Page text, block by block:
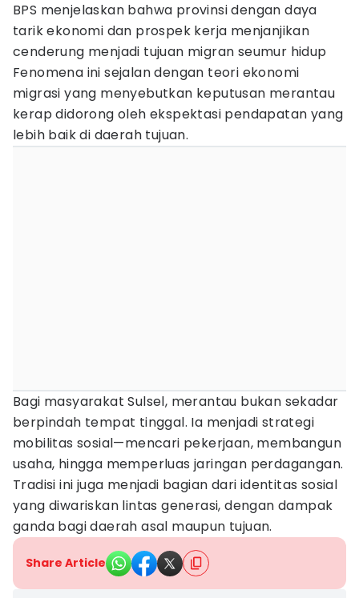
BPS menjelaskan bahwa provinsi dengan daya
tarik ekonomi dan prospek kerja menjanjikan
cenderung menjadi tujuan migran seumur hidup
Fenomena ini sejalan dengan teori ekonomi
migrasi yang menyebutkan keputusan merantau
kerap didorong oleh ekspektasi pendapatan yang
lebih baik di daerah tujuan.
Bagi masyarakat Sulsel, merantau bukan sekadar
berpindah tempat tinggal. Ia menjadi strategi
mobilitas sosial—mencari pekerjaan, membangun
usaha, hingga memperluas jaringan perdagangan.
Tradisi ini juga menjadi bagian dari identitas sosial
yang diwariskan lintas generasi, dengan dampak
ganda bagi daerah asal maupun tujuan.
Share Article